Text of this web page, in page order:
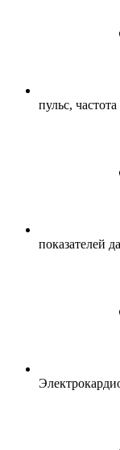
пульс,
показателей